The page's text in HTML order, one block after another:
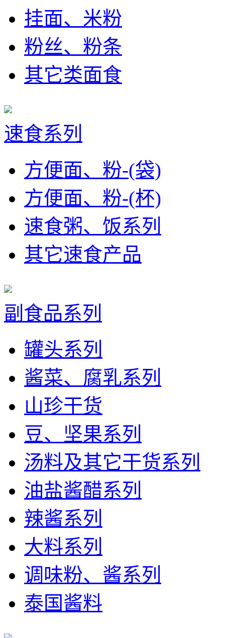
挂面、米粉
粉丝、粉条
其它类面食
速食系列
方便面、粉-(袋)
方便面、粉-(杯)
速食粥、饭系列
其它速食产品
副食品系列
罐头系列
酱菜、腐乳系列
山珍干货
豆、坚果系列
汤料及其它干货系列
油盐酱醋系列
辣酱系列
大料系列
调味粉、酱系列
泰国酱料